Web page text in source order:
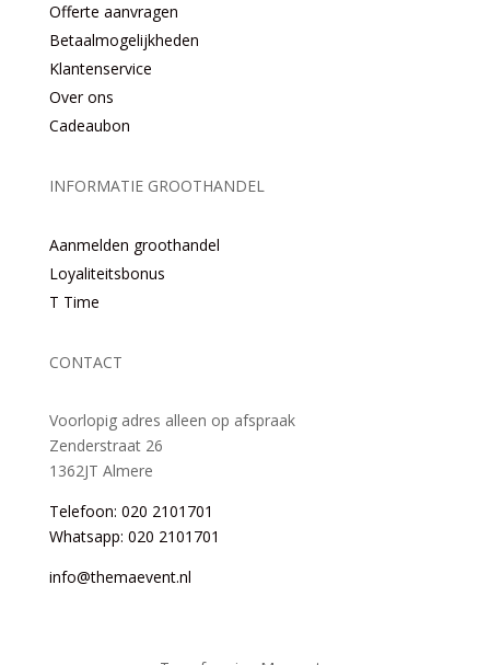
Offerte aanvragen
Betaalmogelijkheden
Klantenservice
Over ons
Cadeaubon
INFORMATIE GROOTHANDEL
Aanmelden groothandel
Loyaliteitsbonus
T Time
CONTACT
Voorlopig adres alleen op afspraak
Zenderstraat 26
1362JT Almere
Telefoon: 020 2101701
Whatsapp: 020 2101701
info@themaevent.nl